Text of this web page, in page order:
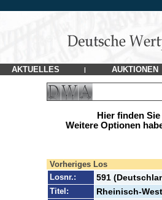
AKTUELLES | AUKTIONEN
Hier finden
Weitere Optionen
Vorheriges Los
Losnr.:
591
Titel: Rheinisch-